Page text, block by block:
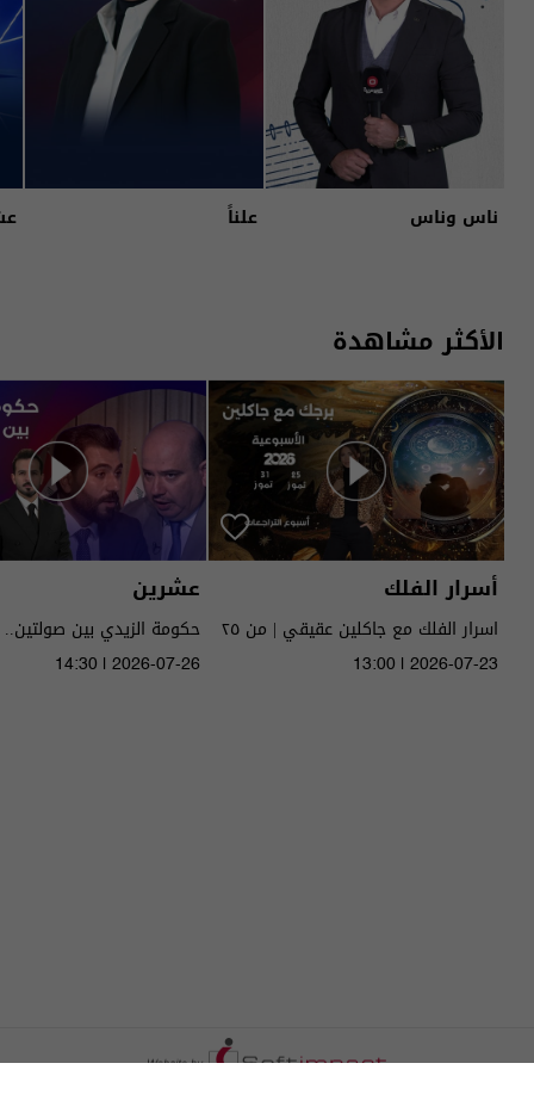
ناس وناس علناً
الأكثر مشاهدة
أسرار الفلك
اسرار الفلك مع جاكلين عقيقي | من ٢٥
الى ٣١ تموز ٢٠٢٦ | 2026
13:00 | 2026-07-23
عشرين
حكومة الزيدي بين
14:30 | 2026-07-26